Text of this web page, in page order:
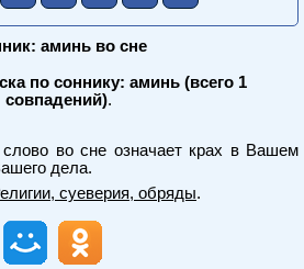
аминь во сне
по соннику: аминь (всего 1
совпадений).
во сне означает крах в Вашем
дела.
суеверия, обряды.